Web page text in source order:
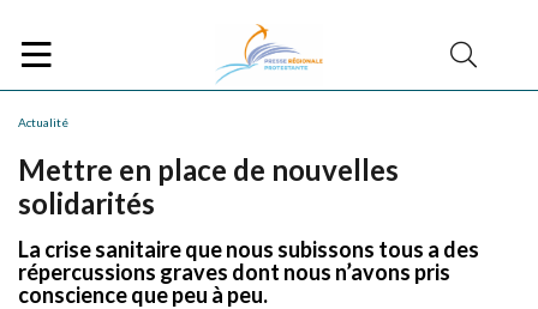
Actualité
Mettre en place de nouvelles
solidarités
La crise sanitaire que nous subissons tous a des
répercussions graves dont nous n’avons pris
conscience que peu à peu.